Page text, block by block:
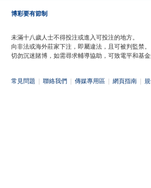
博彩要有節制
未滿十八歲人士不得投注或進入可投注的地方。
向非法或海外莊家下注，即屬違法，且可被判監禁。
切勿沉迷賭博，如需尋求輔導協助，可致電平和基金
常見問題 聯絡我們 傳媒專用區 網頁指南